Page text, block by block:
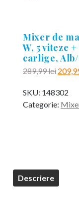
Mixer de
W, 5 viteze
carlige, Alb/
289,99lei Prețul
a
fost:
SKU: 148302
Categorie:
Descriere